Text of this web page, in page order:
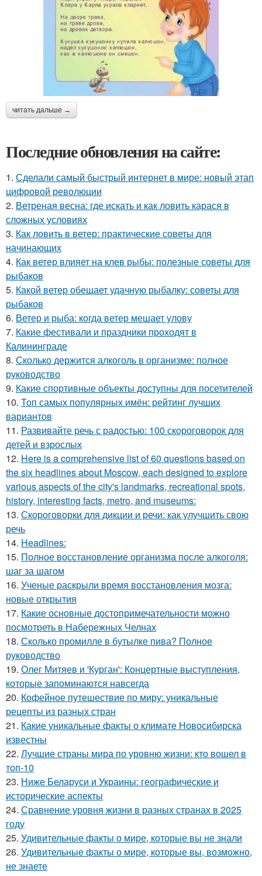
читать дальше →
Последние обновления на сайте:
1. Сделали самый быстрый интернет в мире: новый этап
цифровой революции
2. Ветреная весна: где искать и как ловить карася в
сложных условиях
3. Как ловить в ветер: практические советы для
начинающих
4. Как ветер влияет на клев рыбы: полезные советы для
рыбаков
5. Какой ветер обещает удачную рыбалку: советы для
рыбаков
6. Ветер и рыба: когда ветер мешает улову
7. Какие фестивали и праздники проходят в
Калининграде
8. Сколько держится алкоголь в организме: полное
руководство
9. Какие спортивные объекты доступны для посетителей
10. Топ самых популярных имён: рейтинг лучших
вариантов
11. Развивайте речь с радостью: 100 скороговорок для
детей и взрослых
12. Here is a comprehensive list of 60 questions based on
the six headlines about Moscow, each designed to explore
various aspects of the city's landmarks, recreational spots,
history, interesting facts, metro, and museums:
13. Скороговорки для дикции и речи: как улучшить свою
речь
14. Headlines:
15. Полное восстановление организма после алкоголя:
шаг за шагом
16. Ученые раскрыли время восстановления мозга:
новые открытия
17. Какие основные достопримечательности можно
посмотреть в Набережных Челнах
18. Сколько промилле в бутылке пива? Полное
руководство
19. Олег Митяев и 'Курган': Концертные выступления,
которые запоминаются навсегда
20. Кофейное путешествие по миру: уникальные
рецепты из разных стран
21. Какие уникальные факты о климате Новосибирска
известны
22. Лучшие страны мира по уровню жизни: кто вошел в
топ-10
23. Ниже Беларуси и Украины: географические и
исторические аспекты
24. Сравнение уровня жизни в разных странах в 2025
году
25. Удивительные факты о мире, которые вы не знали
26. Удивительные факты о мире, которые вы, возможно,
не знаете